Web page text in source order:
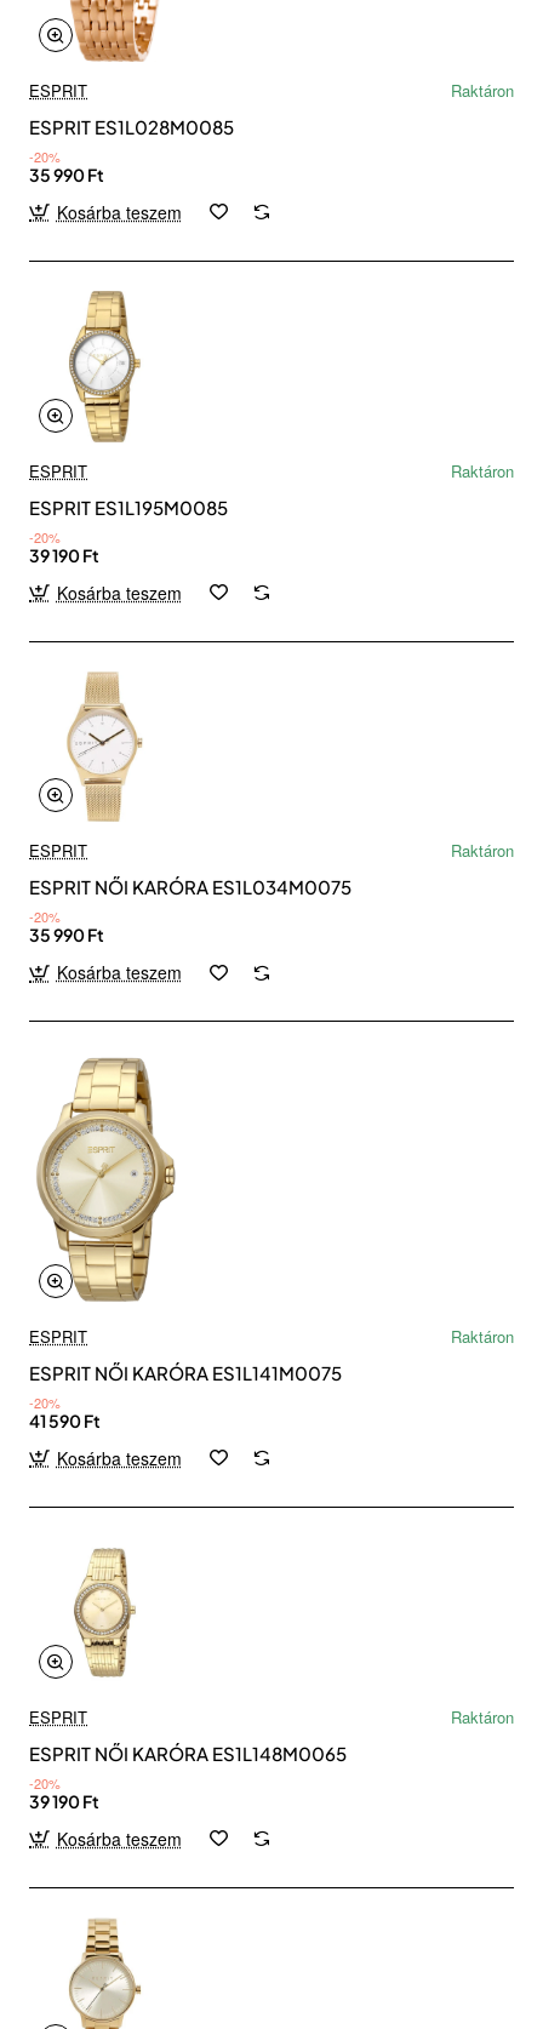
ESPRIT
Raktáron
ESPRIT ES1L028M0085
-20%
35 990 Ft
Kosárba teszem
ESPRIT
Raktáron
ESPRIT ES1L195M0085
-20%
39 190 Ft
Kosárba teszem
ESPRIT
Raktáron
ESPRIT NŐI KARÓRA ES1L034M0075
-20%
35 990 Ft
Kosárba teszem
ESPRIT
Raktáron
ESPRIT NŐI KARÓRA ES1L141M0075
-20%
41 590 Ft
Kosárba teszem
ESPRIT
Raktáron
ESPRIT NŐI KARÓRA ES1L148M0065
-20%
39 190 Ft
Kosárba teszem